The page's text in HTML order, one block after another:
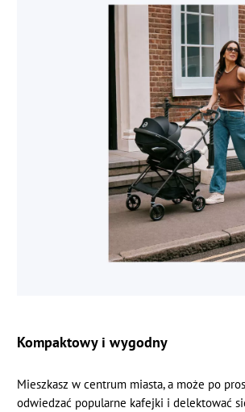
Kompaktowy i wygodny
Mieszkasz w centrum miasta, a może po
odwiedzać popularne kafejki i delektować